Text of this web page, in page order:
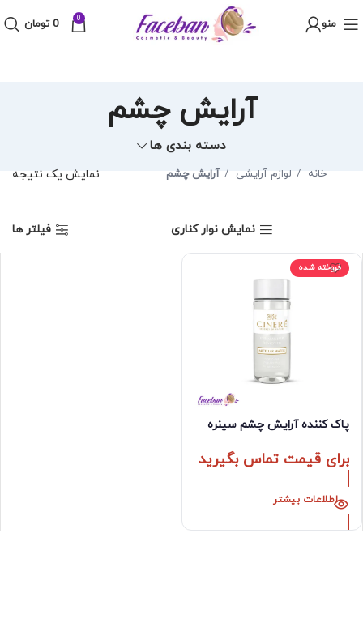
منو 0
0 تومان
آرایش چشم
دسته بندی ها
خانه لوازم آرایشی آرایش چشم نمایش یک نتیجه
نمایش نوار کناری فیلتر ها
فروخته شده
پاک کننده آرایش چشم سینره
برای قیمت تماس بگیرید
اطلاعات بیشتر